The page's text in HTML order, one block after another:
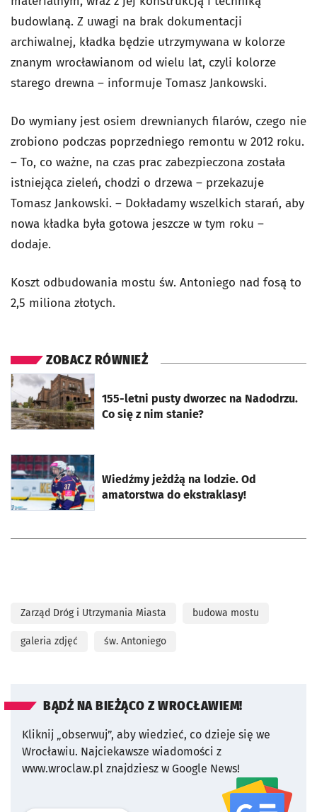
budowlaną. Z uwagi na brak dokumentacji
archiwalnej, kładka będzie utrzymywana w kolorze
znanym wrocławianom od wielu lat, czyli kolorze
starego drewna – informuje Tomasz Jankowski.
Do wymiany jest osiem drewnianych filarów, czego nie
zrobiono podczas poprzedniego remontu w 2012 roku.
– To, co ważne, na czas prac zabezpieczona została
istniejąca zieleń, chodzi o drzewa – przekazuje
Tomasz Jankowski. – Dokładamy wszelkich starań, aby
nowa kładka była gotowa jeszcze w tym roku –
dodaje.
Koszt odbudowania mostu św. Antoniego nad fosą to
2,5 miliona złotych.
ZOBACZ RÓWNIEŻ
155-letni pusty dworzec na Nadodrzu.
Co się z nim stanie?
otworzy się w nowej karcie
Wiedźmy jeżdżą na lodzie. Od
amatorstwa do ekstraklasy!
otworzy się w nowej karcie
Zarząd Dróg i Utrzymania Miasta budowa mostu
galeria zdjęć św. Antoniego
BĄDŹ NA BIEŻĄCO Z WROCŁAWIEM!
Kliknij „obserwuj”, aby wiedzieć, co dzieje się we
Wrocławiu. Najciekawsze wiadomości z
www.wroclaw.pl znajdziesz w Google News!